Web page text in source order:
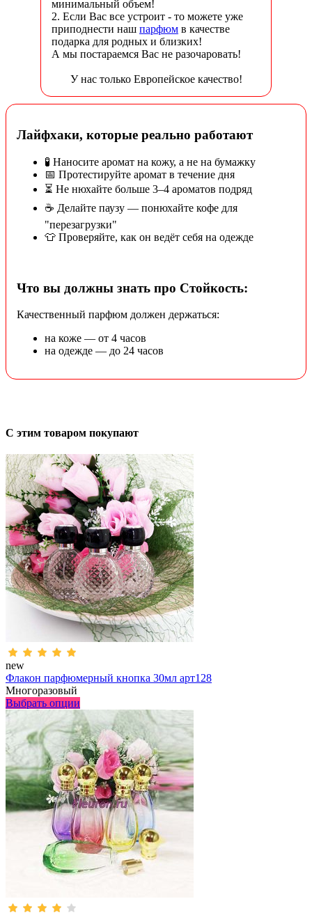
минимальный объем!
2. Если Вас все устроит - то можете уже
приподнести наш парфюм в качестве
подарка для родных и близких!
А мы постараемся Вас не разочаровать!
У нас только Европейское качество!
Лайфхаки, которые реально работают
🧪 Наносите аромат на кожу, а не на бумажку
📅 Протестируйте аромат в течение дня
⏳ Не нюхайте больше 3–4 ароматов подряд
☕ Делайте паузу — понюхайте кофе для
"перезагрузки"
👕 Проверяйте, как он ведёт себя на одежде
Что вы должны знать про Стойкость:
Качественный парфюм должен держаться:
на коже — от 4 часов
на одежде — до 24 часов
С этим товаром покупают
new
Флакон парфюмерный кнопка 30мл арт128
Многоразовый
Выбрать опции